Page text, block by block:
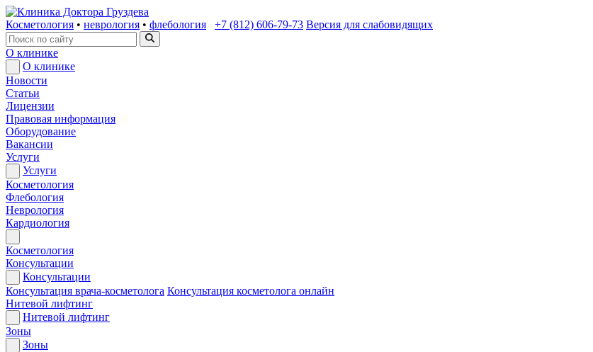
Косметология • неврология • флебология +7 (812) 606-79-73 Версия для слабовидящих
О клинике
О клинике
Новости
Статьи
Лицензии
Правовая информация
Оборудование
Вакансии
Услуги
Услуги
Косметология
Флебология
Неврология
Кардиология
Косметология
Консультации
Консультации
Консультация врача-косметолога Консультация косметолога онлайн
Нитевой лифтинг
Нитевой лифтинг
Зоны
Зоны